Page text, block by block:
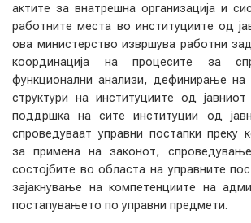
ENG
актите за внатрешна организација и
работните места во институциите од
ова министерство извршува работни
координација на процесите за
функционални анализи, дефинирање на
структури на институциите од
поддршка на сите институции од
спроведуваат управни постапки преку
за примена на законот,
состојбите во областа на управните
зајакнување на компетенциите на
постапувањето по управни предмети.